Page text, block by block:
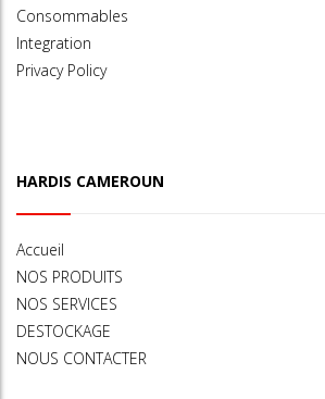
Consommables
Integration
Privacy Policy
HARDIS CAMEROUN
Accueil
NOS PRODUITS
NOS SERVICES
DESTOCKAGE
NOUS CONTACTER